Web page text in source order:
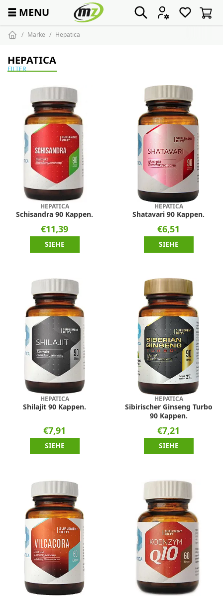
☰ MENU
Marke Hepatica
HEPATICA
FILTER
HEPATICA
Schisandra 90 Kappen.
€11,39
SIEHE
HEPATICA
Shatavari 90 Kappen.
€6,51
SIEHE
HEPATICA
Shilajit 90 Kappen.
€7,91
SIEHE
HEPATICA
Sibirischer Ginseng Turbo
90 Kappen.
€7,21
SIEHE